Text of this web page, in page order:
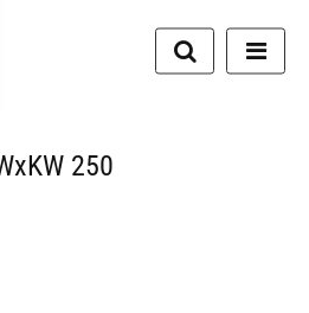
Zarejestruj się
Dodaj zgłoszenie
250